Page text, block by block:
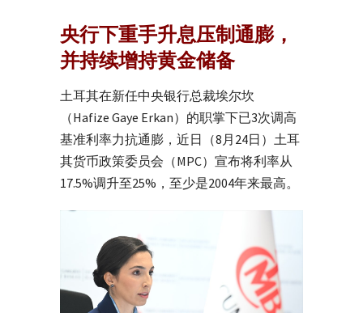
央行下重手升息压制通膨，
并持续增持黄金储备
土耳其在新任中央银行总裁埃尔坎
（Hafize Gaye Erkan）的职掌下已3次调高
基准利率力抗通膨，近日（8月24日）土耳
其货币政策委员会（MPC）宣布将利率从
17.5%调升至25%，至少是2004年来最高。